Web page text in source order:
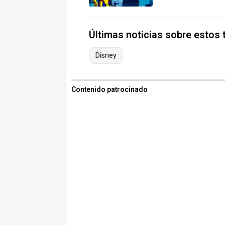
Últimas noticias sobre estos
Disney
Contenido patrocinado